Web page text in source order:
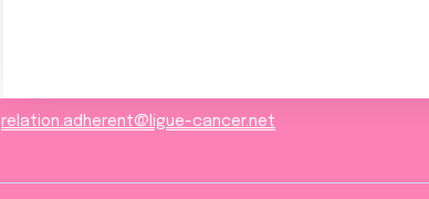
relation.adherent@ligue-cancer.net